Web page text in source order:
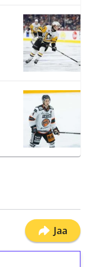
Jaa